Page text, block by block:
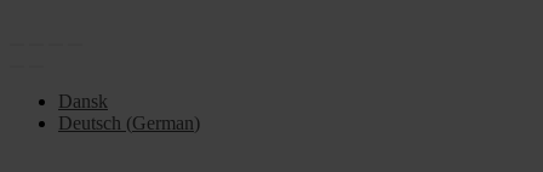
Dansk
Deutsch (German)